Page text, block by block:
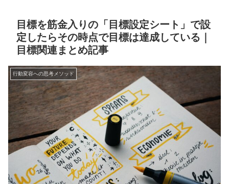
目標を筋金入りの「目標設定シート」で設
定したらその時点で目標は達成している｜
目標関連まとめ記事
行動変容への思考メソッド